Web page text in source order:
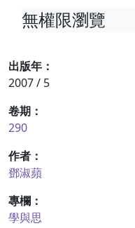
出版年：
2007 / 5
卷期：
290
作者：
鄧淑蘋
專欄：
學與思
無權限瀏覽